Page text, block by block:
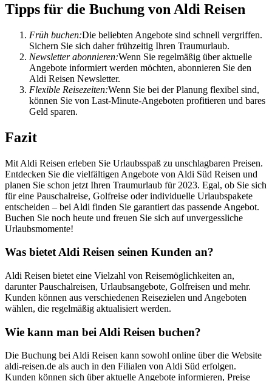
Tipps für die Buchung von Aldi Reisen
Früh buchen:Die beliebten Angebote sind schnell vergriffen.
Sichern Sie sich daher frühzeitig Ihren Traumurlaub.
Newsletter abonnieren:Wenn Sie regelmäßig über aktuelle
Angebote informiert werden möchten, abonnieren Sie den
Aldi Reisen Newsletter.
Flexible Reisezeiten:Wenn Sie bei der Planung flexibel sind,
können Sie von Last-Minute-Angeboten profitieren und bares
Geld sparen.
Fazit
Mit Aldi Reisen erleben Sie Urlaubsspaß zu unschlagbaren Preisen.
Entdecken Sie die vielfältigen Angebote von Aldi Süd Reisen und
planen Sie schon jetzt Ihren Traumurlaub für 2023. Egal, ob Sie sich
für eine Pauschalreise, Golfreise oder individuelle Urlaubspakete
entscheiden – bei Aldi finden Sie garantiert das passende Angebot.
Buchen Sie noch heute und freuen Sie sich auf unvergessliche
Urlaubsmomente!
Was bietet Aldi Reisen seinen Kunden an?
Aldi Reisen bietet eine Vielzahl von Reisemöglichkeiten an,
darunter Pauschalreisen, Urlaubsangebote, Golfreisen und mehr.
Kunden können aus verschiedenen Reisezielen und Angeboten
wählen, die regelmäßig aktualisiert werden.
Wie kann man bei Aldi Reisen buchen?
Die Buchung bei Aldi Reisen kann sowohl online über die Website
aldi-reisen.de als auch in den Filialen von Aldi Süd erfolgen.
Kunden können sich über aktuelle Angebote informieren, Preise